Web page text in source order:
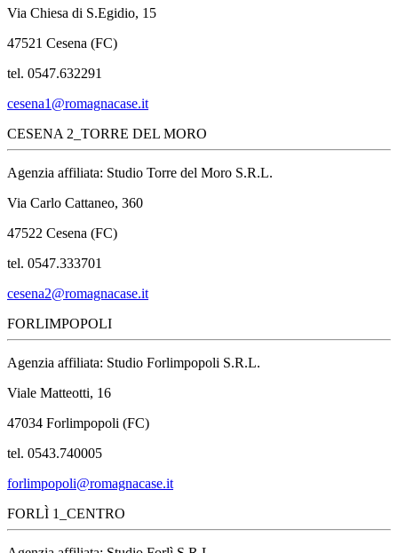
Via Chiesa di S.Egidio, 15
47521 Cesena (FC)
tel. 0547.632291
cesena1@romagnacase.it
CESENA 2_TORRE DEL MORO
Agenzia affiliata: Studio Torre del Moro S.R.L.
Via Carlo Cattaneo, 360
47522 Cesena (FC)
tel. 0547.333701
cesena2@romagnacase.it
FORLIMPOPOLI
Agenzia affiliata: Studio Forlimpopoli S.R.L.
Viale Matteotti, 16
47034 Forlimpopoli (FC)
tel. 0543.740005
forlimpopoli@romagnacase.it
FORLÌ 1_CENTRO